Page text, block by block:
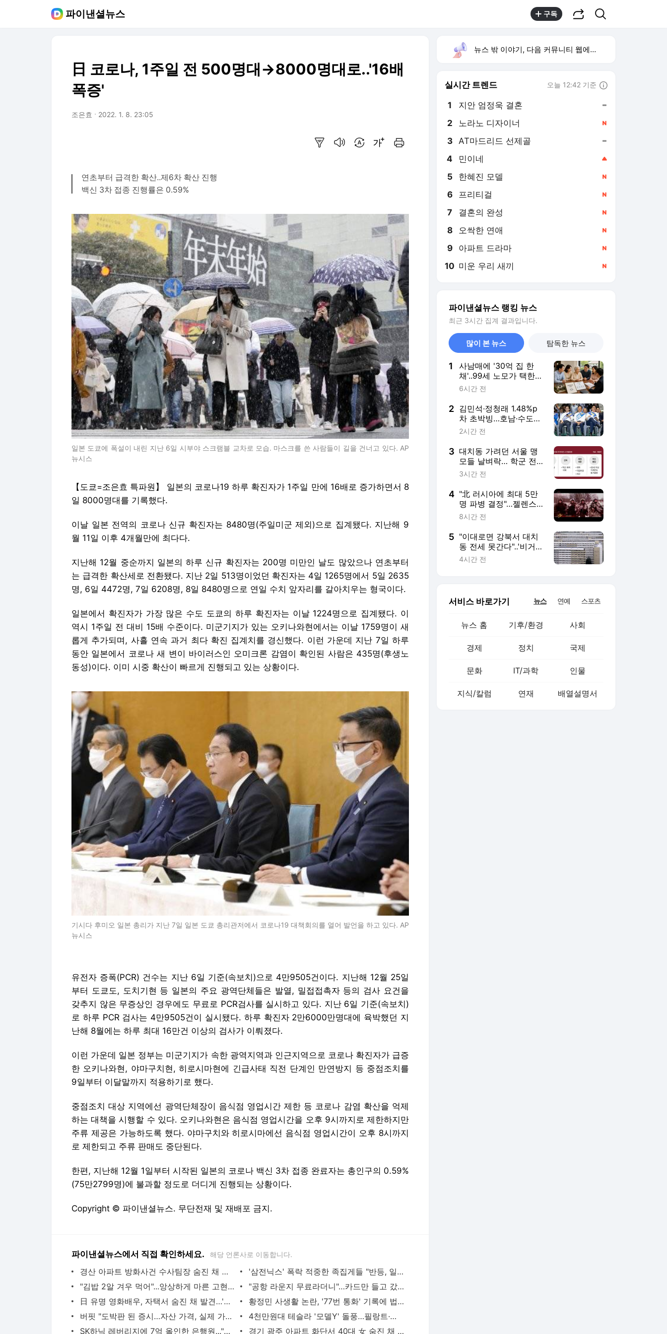
파이낸셜뉴스 구독
日 코로나, 1주일 전 500명대→8000명대로..'16배
폭증'
조은효 2022. 1. 8. 23:05
연초부터 급격한 확산..제6차 확산 진행
백신 3차 접종 진행률은 0.59%
일본 도쿄에 폭설이 내린 지난 6일 시부야 스크램블 교차로 모습. 마스크를 쓴 사람들이 길을 건너고 있다. AP
뉴시스
【도쿄=조은효 특파원】 일본의 코로나19 하루 확진자가 1주일 만에 16배로 증가하면서 8
일 8000명대를 기록했다.
이날 일본 전역의 코로나 신규 확진자는 8480명(주일미군 제외)으로 집계됐다. 지난해 9
월 11일 이후 4개월만에 최다다.
지난해 12월 중순까지 일본의 하루 신규 확진자는 200명 미만인 날도 많았으나 연초부터
는 급격한 확산세로 전환됐다. 지난 2일 513명이었던 확진자는 4일 1265명에서 5일 2635
명, 6일 4472명, 7일 6208명, 8일 8480명으로 연일 수치 앞자리를 갈아치우는 형국이다.
일본에서 확진자가 가장 많은 수도 도쿄의 하루 확진자는 이날 1224명으로 집계됐다. 이
역시 1주일 전 대비 15배 수준이다. 미군기지가 있는 오키나와현에서는 이날 1759명이 새
롭게 추가되며, 사흘 연속 과거 최다 확진 집계치를 경신했다. 이런 가운데 지난 7일 하루
동안 일본에서 코로나 새 변이 바이러스인 오미크론 감염이 확인된 사람은 435명(후생노
동성)이다. 이미 시중 확산이 빠르게 진행되고 있는 상황이다.
기시다 후미오 일본 총리가 지난 7일 일본 도쿄 총리관저에서 코로나19 대책회의를 열어 발언을 하고 있다. AP
뉴시스
유전자 증폭(PCR) 건수는 지난 6일 기준(속보치)으로 4만9505건이다. 지난해 12월 25일
부터 도쿄도, 도치기현 등 일본의 주요 광역단체들은 발열, 밀접접촉자 등의 검사 요건을
갖추지 않은 무증상인 경우에도 무료로 PCR검사를 실시하고 있다. 지난 6일 기준(속보치)
로 하루 PCR 검사는 4만9505건이 실시됐다. 하루 확진자 2만6000만명대에 육박했던 지
난해 8월에는 하루 최대 16만건 이상의 검사가 이뤄졌다.
이런 가운데 일본 정부는 미군기지가 속한 광역지역과 인근지역으로 코로나 확진자가 급증
한 오키나와현, 야마구치현, 히로시마현에 긴급사태 직전 단계인 만연방지 등 중점조치를
9일부터 이달말까지 적용하기로 했다.
중점조치 대상 지역에선 광역단체장이 음식점 영업시간 제한 등 코로나 감염 확산을 억제
하는 대책을 시행할 수 있다. 오키나와현은 음식점 영업시간을 오후 9시까지로 제한하지만
주류 제공은 가능하도록 했다. 야마구치와 히로시마에선 음식점 영업시간이 오후 8시까지
로 제한되고 주류 판매도 중단된다.
한편, 지난해 12월 1일부터 시작된 일본의 코로나 백신 3차 접종 완료자는 총인구의 0.59%
(75만2799명)에 불과할 정도로 더디게 진행되는 상황이다.
Copyright © 파이낸셜뉴스. 무단전재 및 재배포 금지.
파이낸셜뉴스에서 직접 확인하세요. 해당 언론사로 이동합니다.
경산 아파트 방화사건 수사팀장 숨진 채 발견…사망 경위 조사
'삼전닉스' 폭락 적중한 족집게들 "반등, 일회성 아니다"면서... AI 과잉투자엔 '우려'
"김밥 2알 겨우 먹어"...앙상하게 마른 고현정, 다이어트 아닌 '음식 공포증' 고백 [헬스톡]
"공항 라운지 무료라더니"…카드만 들고 갔다간 '헛걸음'
日 유명 영화배우, 자택서 숨진 채 발견…'마약투약 혐의'
황정민 사생활 논란, '77번 통화' 기록에 법조계 주목
버핏 "도박판 된 증시…자산 가격, 실제 가치보다 비싸"
4천만원대 테슬라 '모델Y' 돌풍…필랑트·액티언 판매 '직격탄'
SK하닉 레버리지에 7억 올인한 은행원..."한 달 만에 5억 증발" 멘붕
경기 광주 아파트 화단서 40대 女 숨진 채 발견…시신 옆엔 '이불'
뉴스 밖 이야기, 다음 커뮤니티 웹에서 보기
실시간 트렌드 오늘 12:42 기준
1 지안 엄정욱 결혼
2 노라노 디자이너
4 민이네
5 한혜진 모델
6 프리티걸
7 결혼의 완성
8 오싹한 연애
9 아파트 드라마
10 미운 우리 새끼
파이낸셜뉴스 랭킹 뉴스
최근 3시간 집계 결과입니다.
많이 본 뉴스 탐독한 뉴스
1
사남매에 '30억 집 한
채'..99세 노모가 택한
'분쟁 없는 상속' [PB의
6시간 전
2 김민석·정청래 1.48%p
차 초박빙…호남·수도권
표심이 관건
2시간 전
3 대치동 가려던 서울 맹
모들 날벼락… 학군 전
세대출 막히나[부동산
3시간 전
4 "北 러시아에 최대 5만
명 파병 결정"…젤렌스
키, 韓에 방공망 요청
8시간 전
5 "이대로면 강북서 대치
동 전세 못간다"..'비거주
1주택' 예외기준 촉각
4시간 전
서비스 바로가기 뉴스 연예 스포츠
뉴스 홈 기후/환경 사회
경제 정치 국제
문화 IT/과학 인물
지식/칼럼 연재 배열설명서